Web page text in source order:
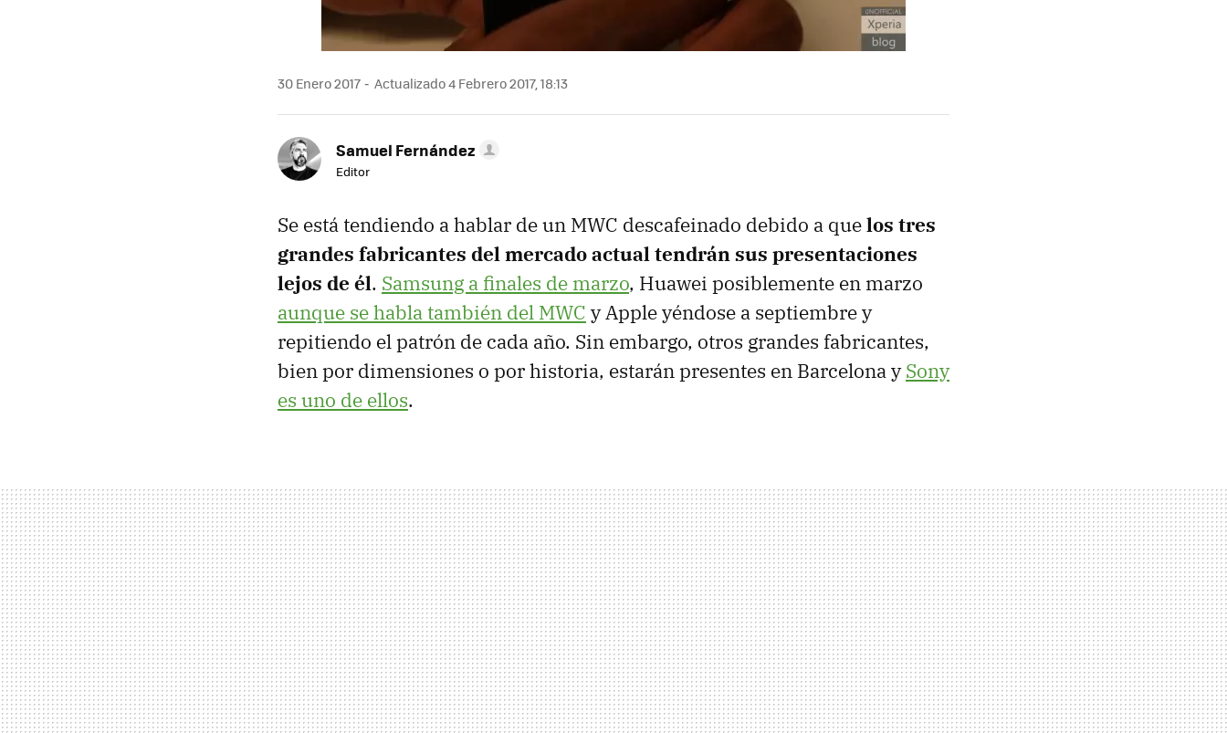
30 Enero 2017 Actualizado 4 Febrero 2017, 18:13
Samuel Fernández
Editor
Se está tendiendo a hablar de un MWC descafeinado debido a quelos tres
grandes fabricantes del mercado actual tendrán sus presentaciones
lejos de él. Samsung a finales de marzo, Huawei posiblemente en marzo
aunque se habla también del MWC y Apple yéndose a septiembre y
repitiendo el patrón de cada año. Sin embargo, otros grandes fabricantes,
bien por dimensiones o por historia, estarán presentes en Barcelona ySony
es uno de ellos.